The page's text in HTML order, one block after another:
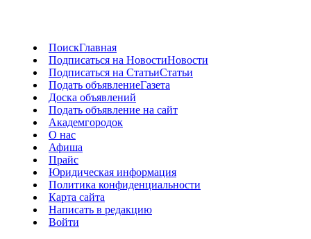
ПоискГлавная
Подписаться на НовостиНовости
Подписаться на СтатьиСтатьи
Подать объявлениеГазета
Доска объявлений
Подать объявление на сайт
Академгородок
О нас
Афиша
Прайс
Юридическая информация
Политика конфиденциальности
Карта сайта
Написать в редакцию
Войти